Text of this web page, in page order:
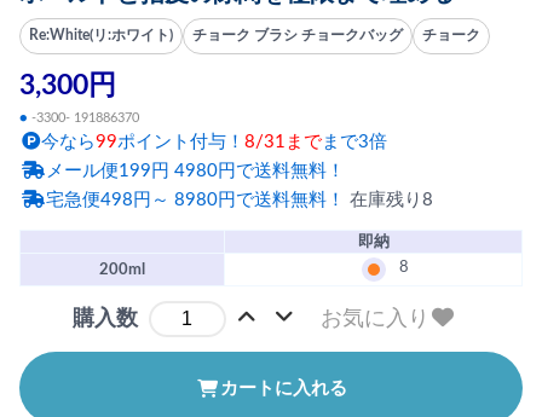
Re:White(リ:ホワイト) チョーク ブラシ チョークバッグ チョーク
3,300円
● -3300- 191886370
今なら99ポイント付与！ 8/31まで まで3倍
メール便199円 4980円で送料無料！
宅急便498円～ 8980円で送料無料！ 在庫残り8
即納
200ml
8
購入数 お気に入り
カートに入れる